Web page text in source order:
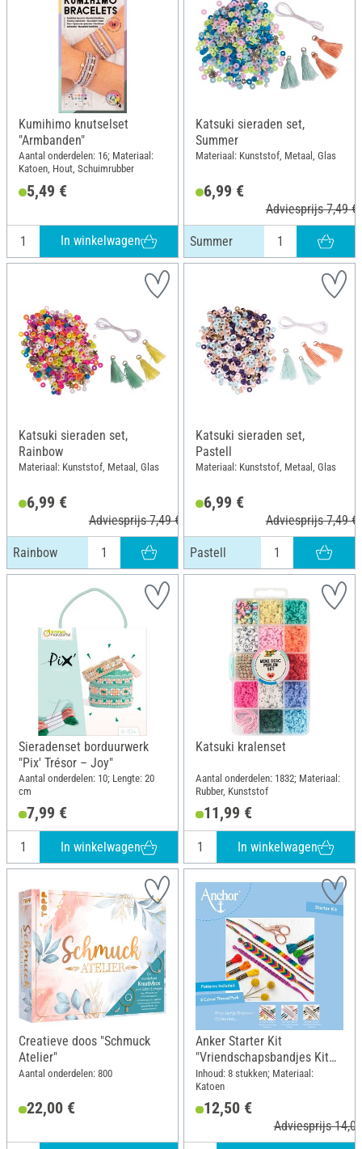
Kumihimo knutselset
"Armbanden"
Aantal onderdelen: 16; Materiaal:
Katoen, Hout, Schuimrubber
5,49 €
In winkelwagen
Katsuki sieraden set,
Summer
Materiaal: Kunststof, Metaal, Glas
6,99 €
Adviesprijs 7,49 €
Summer
Katsuki sieraden set,
Rainbow
Materiaal: Kunststof, Metaal, Glas
6,99 €
Adviesprijs 7,49 €
Rainbow
Katsuki sieraden set,
Pastell
Materiaal: Kunststof, Metaal, Glas
6,99 €
Adviesprijs 7,49 €
Pastell
Sieradenset borduurwerk
"Pix' Trésor – Joy"
Aantal onderdelen: 10; Lengte: 20
cm
7,99 €
In winkelwagen
Katsuki kralenset
Aantal onderdelen: 1832; Materiaal:
Rubber, Kunststof
11,99 €
In winkelwagen
Creatieve doos "Schmuck
Atelier"
Aantal onderdelen: 800
22,00 €
Anker Starter Kit
"Vriendschapsbandjes Kit
Regenboog"
Inhoud: 8 stukken; Materiaal:
Katoen
12,50 €
Adviesprijs